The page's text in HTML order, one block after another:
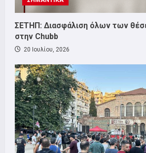
ΣΕΤΗΠ: Διασφάλιση όλων των
στην Chubb
20 Ιουλίου, 2026